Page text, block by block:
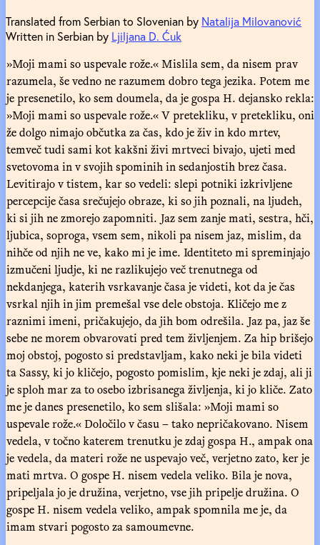
Translated from Serbian to Slovenian by Natalija Milovanović
Written in Serbian by Ljiljana D. Ćuk
»Moji mami so uspevale rože.« Mislila sem, da nisem prav
razumela, še vedno ne razumem dobro tega jezika. Potem me
je presenetilo, ko sem doumela, da je gospa H. dejansko rekla:
»Moji mami so uspevale rože.« V pretekliku, v pretekliku, oni
že dolgo nimajo občutka za čas, kdo je živ in kdo mrtev,
temveč tudi sami kot kakšni živi mrtveci bivajo, ujeti med
svetovoma in v svojih spominih in sedanjostih brez časa.
Levitirajo v tistem, kar so vedeli: slepi potniki izkrivljene
percepcije časa srečujejo obraze, ki so jih poznali, na ljudeh,
ki si jih ne zmorejo zapomniti. Jaz sem zanje mati, sestra, hči,
ljubica, soproga, vsem sem, nikoli pa nisem jaz, mislim, da
nihče od njih ne ve, kako mi je ime. Identiteto mi spreminjajo
izmučeni ljudje, ki ne razlikujejo več trenutnega od
nekdanjega, katerih vsrkavanje časa je videti, kot da je čas
vsrkal njih in jim premešal vse dele obstoja. Kličejo me z
raznimi imeni, pričakujejo, da jih bom odrešila. Jaz pa, jaz še
sebe ne morem obvarovati pred tem življenjem. Za hip brišejo
moj obstoj, pogosto si predstavljam, kako neki je bila videti
ta Sassy, ki jo kličejo, pogosto pomislim, kje neki je zdaj, ali ji
je sploh mar za to osebo izbrisanega življenja, ki jo kliče. Zato
me je danes presenetilo, ko sem slišala: »Moji mami so
uspevale rože.« Določilo v času – tako nepričakovano. Nisem
vedela, v točno katerem trenutku je zdaj gospa H., ampak ona
je vedela, da materi rože ne uspevajo več, verjetno zato, ker je
mati mrtva. O gospe H. nisem vedela veliko. Bila je nova,
pripeljala jo je družina, verjetno, vse jih pripelje družina. O
gospe H. nisem vedela veliko, ampak spomnila me je, da
imam stvari pogosto za samoumevne.